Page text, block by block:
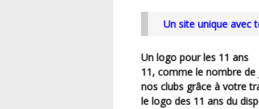
Un site unique
Un logo pour les 11 ans
11, comme le nombre de joueurs sur la pelouse. Cela fait 11 ans que le PEF se diffuse dans
nos clubs grâce à votre
le logo des 11 ans du